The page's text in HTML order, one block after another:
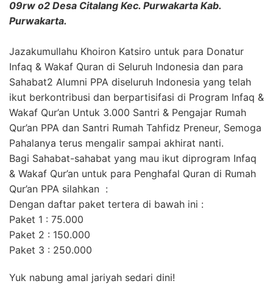
09rw o2 Desa Citalang Kec. Purwakarta Kab.
Purwakarta.
Jazakumullahu Khoiron Katsiro untuk para Donatur
Infaq & Wakaf Quran di Seluruh Indonesia dan para
Sahabat2 Alumni PPA diseluruh Indonesia yang telah
ikut berkontribusi dan berpartisifasi di Program Infaq &
Wakaf Qur’an Untuk 3.000 Santri & Pengajar Rumah
Qur’an PPA dan Santri Rumah Tahfidz Preneur, Semoga
Pahalanya terus mengalir sampai akhirat nanti.
Bagi Sahabat-sahabat yang mau ikut diprogram Infaq
& Wakaf Qur’an untuk para Penghafal Quran di Rumah
Qur’an PPA silahkan :
Dengan daftar paket tertera di bawah ini :
Paket 1 : 75.000
Paket 2 : 150.000
Paket 3 : 250.000
Yuk nabung amal jariyah sedari dini!